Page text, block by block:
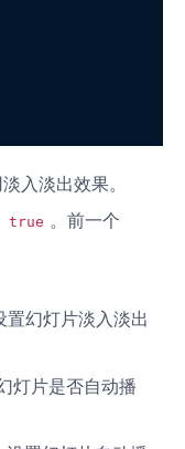
入淡出效果。
true 。前一个
置幻灯片淡入淡出
灯片是否自动播